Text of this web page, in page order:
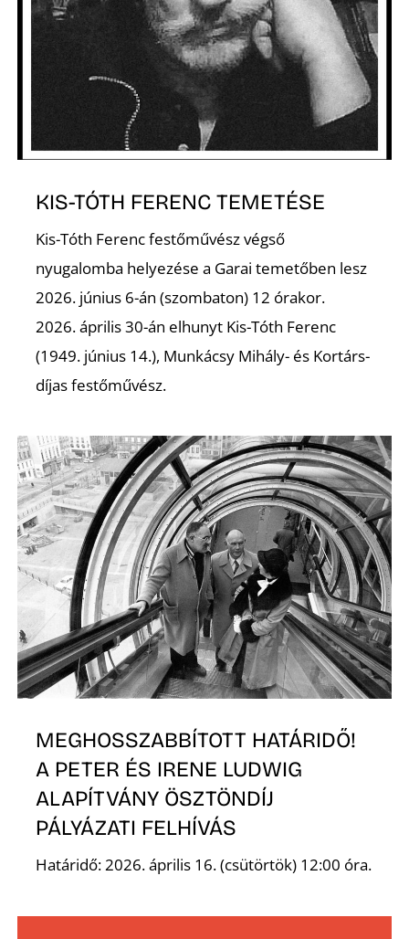
KIS-TÓTH FERENC TEMETÉSE
Kis-Tóth Ferenc festőművész végső
nyugalomba helyezése a Garai temetőben lesz
2026. június 6-án (szombaton) 12 órakor.
2026. április 30-án elhunyt Kis-Tóth Ferenc
(1949. június 14.), Munkácsy Mihály- és Kortárs-
díjas festőművész.
MEGHOSSZABBÍTOTT HATÁRIDŐ!
A PETER ÉS IRENE LUDWIG
ALAPÍTVÁNY ÖSZTÖNDÍJ
PÁLYÁZATI FELHÍVÁS
Határidő: 2026. április 16. (csütörtök) 12:00 óra.